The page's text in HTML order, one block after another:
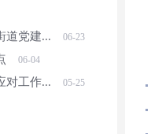
道党建... 06-23
06-04
对工作... 05-25